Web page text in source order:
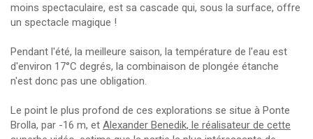
moins spectaculaire, est sa cascade qui, sous la surface, offre
un spectacle magique !
Pendant l'été, la meilleure saison, la température de l'eau est
d'environ 17°C degrés, la combinaison de plongée étanche
n'est donc pas une obligation.
Le point le plus profond de ces explorations se situe à Ponte
Brolla, par -16 m, et Alexander Benedik, le réalisateur de cette